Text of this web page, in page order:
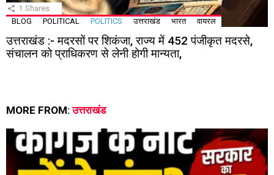
1 Shares
BLOG
POLITICAL POLITICS उत्तराखंड भारत वायरल
उत्तराखंड :- मदरसों पर शिकंजा, राज्य में 452 पंजीकृत मदरसे,
संचालन को प्राधिकरण से लेनी होगी मान्यता,
MORE FROM:उत्तराखंड